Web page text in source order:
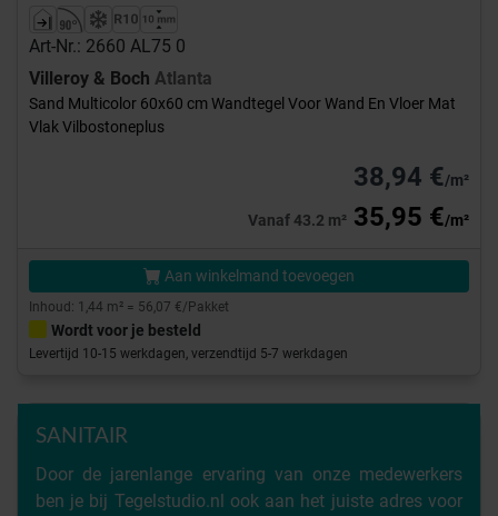
Art-Nr.: 2660 AL75 0
Villeroy & Boch Atlanta
Sand Multicolor 60x60 cm Wandtegel Voor Wand En Vloer Mat
Vlak Vilbostoneplus
38,94 €/m²
Vanaf 43.2 m² 35,95 €/m²
Aan winkelmand toevoegen
Inhoud: 1,44 m² = 56,07 €/Pakket
Wordt voor je besteld
Levertijd 10-15 werkdagen, verzendtijd 5-7 werkdagen
SANITAIR
Door de jarenlange ervaring van onze medewerkers
ben je bij Tegelstudio.nl ook aan het juiste adres voor